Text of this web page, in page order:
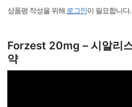
상품평 작성을 위해 로그인이 필요합니다.
Forzest 20mg – 시알리
약